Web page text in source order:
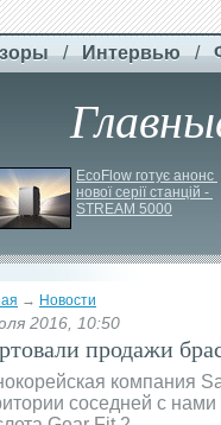
/ Интервью /
EcoFlow готує анонс
нової серії станцій -
STREAM 5000
→ Новости
2016, 10:50
продажи
компания
соседней с